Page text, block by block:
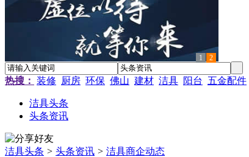
1 2
热搜： 装修 厨房 环保 佛山 建材 洁具 阳台 五金配件
洁具头条
头条资讯
洁具头条 > 头条资讯 > 洁具商企动态